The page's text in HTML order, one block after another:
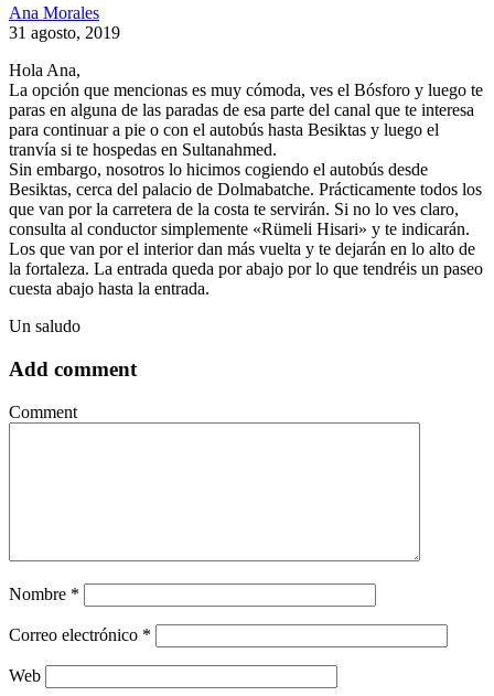
Ana Morales
31 agosto, 2019
Hola Ana,
La opción que mencionas es muy cómoda, ves el Bósforo y luego te
paras en alguna de las paradas de esa parte del canal que te interesa
para continuar a pie o con el autobús hasta Besiktas y luego el
tranvía si te hospedas en Sultanahmed.
Sin embargo, nosotros lo hicimos cogiendo el autobús desde
Besiktas, cerca del palacio de Dolmabatche. Prácticamente todos los
que van por la carretera de la costa te servirán. Si no lo ves claro,
consulta al conductor simplemente «Rümeli Hisari» y te indicarán.
Los que van por el interior dan más vuelta y te dejarán en lo alto de
la fortaleza. La entrada queda por abajo por lo que tendréis un paseo
cuesta abajo hasta la entrada.
Un saludo
Add comment
Comment
Nombre *
Correo electrónico *
Web